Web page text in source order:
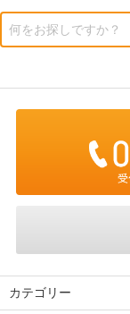
何をお探しですか？
カテゴリー